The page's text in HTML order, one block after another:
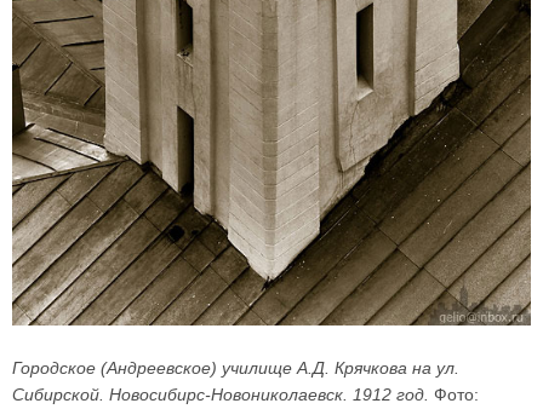
Городское (Андреевское) училище А.Д. Крячкова на ул.
Сибирской. Новосибирс-Новониколаевск. 1912 год. Фото: